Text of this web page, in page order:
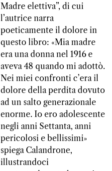
Madre elettiva”, di cui
l’autrice narra
poeticamente il dolore in
questo libro: «Mia madre
era una donna nel 1916 e
aveva 48 quando mi adottò.
Nei miei confronti c’era il
dolore della perdita dovuto
ad un salto generazionale
enorme. Io ero adolescente
negli anni Settanta, anni
pericolosi e bellissimi»
spiega Calandrone,
illustrandoci